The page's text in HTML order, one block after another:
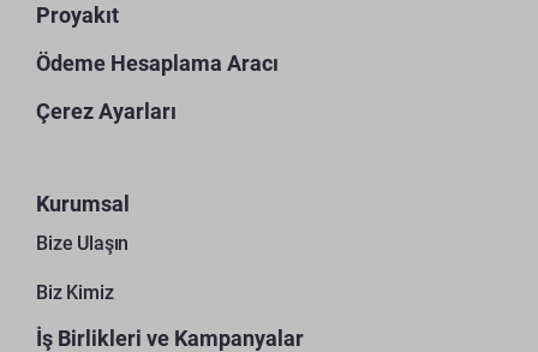
Proyakıt
Ödeme Hesaplama Aracı
Çerez Ayarları
Kurumsal
Bize Ulaşın
Biz Kimiz
İş Birlikleri ve Kampanyalar